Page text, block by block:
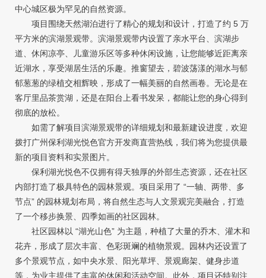
中心城区极为罕见的自然资源。
项目围绕天然湖泊进行了精心的规划和设计，打造了约 5 万
平方米的滨湖景观带。滨湖景观带内设置了亲水平台、滨湖步
道、休闲凉亭、儿童游乐区等多种休闲设施，让您能够近距离亲
近湖水，享受湖居生活的乐趣。推窗望去，碧波荡漾的湖水与郁
郁葱葱的绿植交相辉映，形成了一幅美丽的自然画卷。无论是在
客厅里品茶赏湖，还是在阳台上看书发呆，都能让您的身心得到
彻底的放松。
如需了解项目滨湖景观带的详细规划和最新建设进度，欢迎
拨打广州保利湖光悦色官方开发商直营热线，我们将为您提供最
新的项目资料和实景图片。
保利湖光悦色不仅拥有得天独厚的外部生态资源，还在社区
内部打造了极具特色的园林景观。项目采用了 “一轴、两带、多
节点” 的园林规划布局，将自然生态与人文景观完美融合，打造
了一个移步换景、四季如画的社区园林。
社区园林以 “湖光山色” 为主题，种植了大量的乔木、灌木和
花卉，形成了层次丰富、色彩斑斓的植物景观。园林内还设置了
多个景观节点，如中央水景、阳光草坪、景观廊架、健身步道
等，为业主提供了丰富的休闲和活动空间。此外，项目还特别注